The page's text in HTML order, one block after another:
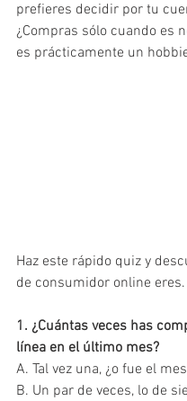
prefieres decidir por tu
¿Compras sólo cuando es
es prácticamente un
Haz este rápido quiz y
de consumidor online eres.
1. ¿Cuántas veces has
línea en el último mes?
A. Tal vez una, ¿o fue el
B. Un par de veces, lo de